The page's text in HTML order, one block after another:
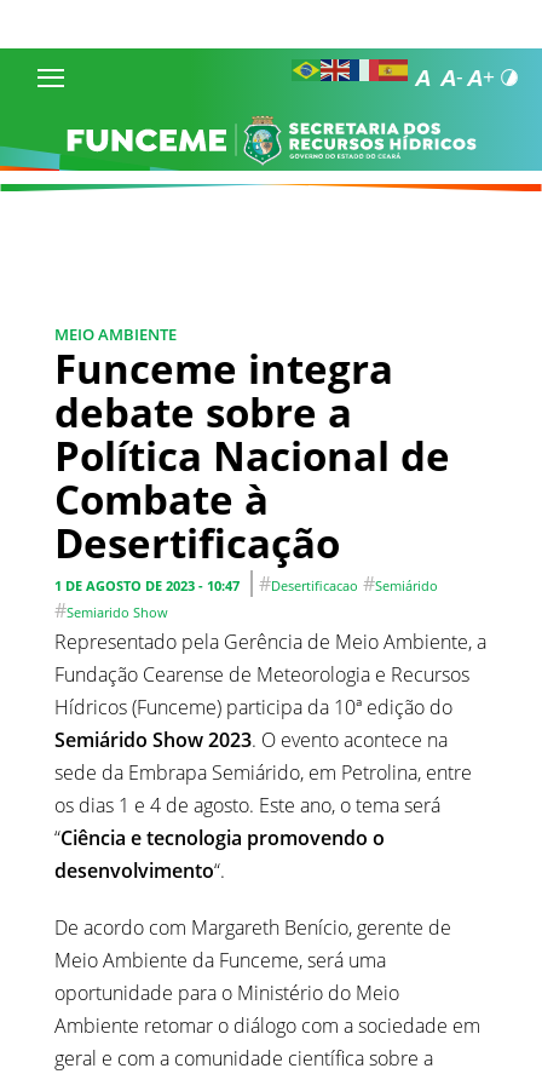
MEIO AMBIENTE
Funceme integra
debate sobre a
Política Nacional de
Combate à
Desertificação
1 DE AGOSTO DE 2023 - 10:47 #Desertificacao #Semiárido
#Semiarido Show
Representado pela Gerência de Meio Ambiente, a
Fundação Cearense de Meteorologia e Recursos
Hídricos (Funceme) participa da 10ª edição do
Semiárido Show 2023. O evento acontece na
sede da Embrapa Semiárido, em Petrolina, entre
os dias 1 e 4 de agosto. Este ano, o tema será
“Ciência e tecnologia promovendo o
desenvolvimento“.
De acordo com Margareth Benício, gerente de
Meio Ambiente da Funceme, será uma
oportunidade para o Ministério do Meio
Ambiente retomar o diálogo com a sociedade em
geral e com a comunidade científica sobre a